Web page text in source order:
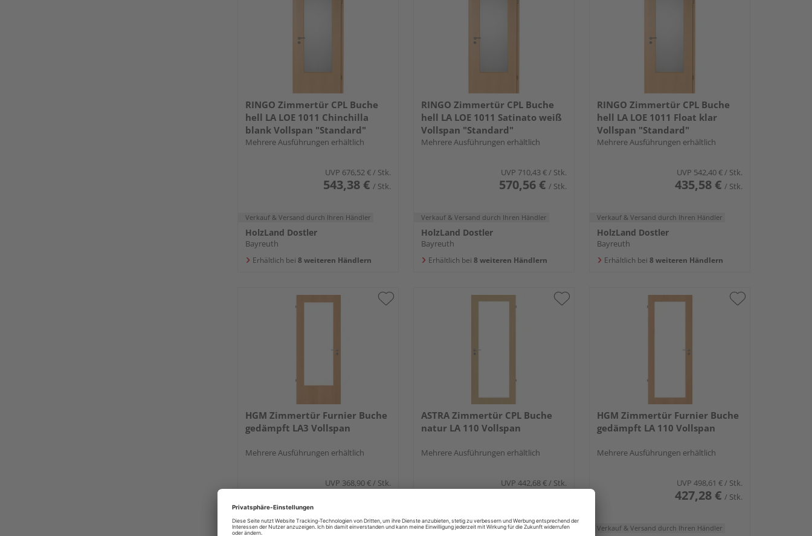
RINGO Zimmertür CPL Buche
hell LA LOE 1011 Chinchilla
blank Vollspan "Standard"
Mehrere Ausführungen erhältlich
UVP 676,52 €/ Stk.
543,38 € / Stk.
Verkauf & Versand durch Ihren Händler
HolzLand Dostler
Bayreuth
Erhältlich bei 8 weiteren Händlern
RINGO Zimmertür CPL Buche
hell LA LOE 1011 Satinato weiß
Vollspan "Standard"
Mehrere Ausführungen erhältlich
UVP 710,43 €/ Stk.
570,56 € / Stk.
Verkauf & Versand durch Ihren Händler
HolzLand Dostler
Bayreuth
Erhältlich bei 8 weiteren Händlern
RINGO Zimmertür CPL Buche
hell LA LOE 1011 Float klar
Vollspan "Standard"
Mehrere Ausführungen erhältlich
UVP 542,40 €/ Stk.
435,58 € / Stk.
Verkauf & Versand durch Ihren Händler
HolzLand Dostler
Bayreuth
Erhältlich bei 8 weiteren Händlern
HGM Zimmertür Furnier Buche
gedämpft LA3 Vollspan
Mehrere Ausführungen erhältlich
UVP 368,90 € / Stk.
Verkauf & Versanddurch Ihren Händler
ASTRA Zimmertür CPL Buche
natur LA 110 Vollspan
Mehrere Ausführungen erhältlich
UVP 442,68 € / Stk.
Verkauf & Versanddurch Ihren Händler
HGM Zimmertür Furnier Buche
gedämpft LA 110 Vollspan
Mehrere Ausführungen erhältlich
UVP 498,61 € / Stk.
427,28 € / Stk.
Verkauf & Versand durch Ihren Händler